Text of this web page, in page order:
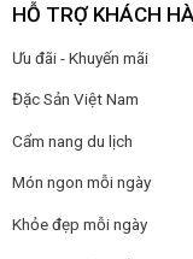
HỖ TRỢ KHÁCH
Ưu đãi - Khuyến mãi
Đặc Sản Việt Nam
Cẩm nang du lịch
Món ngon mỗi ngày
Khỏe đẹp mỗi ngày